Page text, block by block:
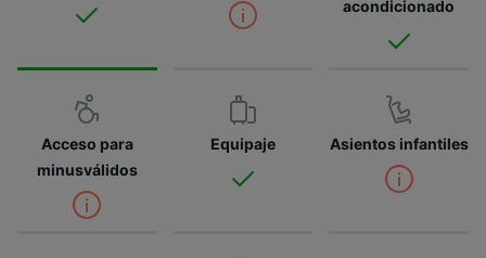
acondicionado
Acceso para
minusválidos
Equipaje Asientos infantiles